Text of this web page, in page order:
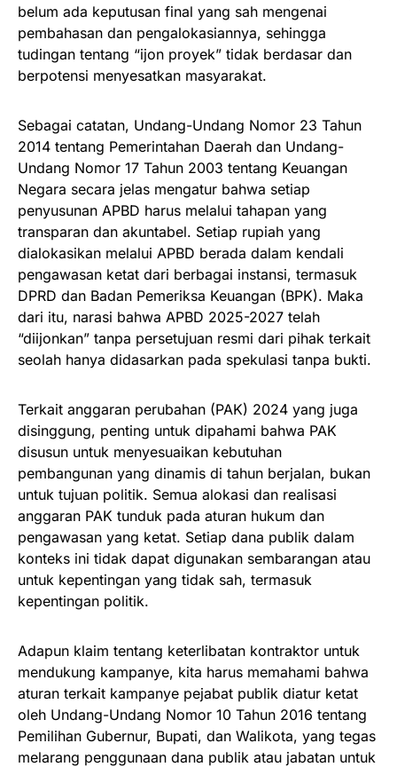
belum ada keputusan final yang sah mengenai
pembahasan dan pengalokasiannya, sehingga
tudingan tentang “ijon proyek” tidak berdasar dan
berpotensi menyesatkan masyarakat.
Sebagai catatan, Undang-Undang Nomor 23 Tahun
2014 tentang Pemerintahan Daerah dan Undang-
Undang Nomor 17 Tahun 2003 tentang Keuangan
Negara secara jelas mengatur bahwa setiap
penyusunan APBD harus melalui tahapan yang
transparan dan akuntabel. Setiap rupiah yang
dialokasikan melalui APBD berada dalam kendali
pengawasan ketat dari berbagai instansi, termasuk
DPRD dan Badan Pemeriksa Keuangan (BPK). Maka
dari itu, narasi bahwa APBD 2025-2027 telah
“diijonkan” tanpa persetujuan resmi dari pihak terkait
seolah hanya didasarkan pada spekulasi tanpa bukti.
Terkait anggaran perubahan (PAK) 2024 yang juga
disinggung, penting untuk dipahami bahwa PAK
disusun untuk menyesuaikan kebutuhan
pembangunan yang dinamis di tahun berjalan, bukan
untuk tujuan politik. Semua alokasi dan realisasi
anggaran PAK tunduk pada aturan hukum dan
pengawasan yang ketat. Setiap dana publik dalam
konteks ini tidak dapat digunakan sembarangan atau
untuk kepentingan yang tidak sah, termasuk
kepentingan politik.
Adapun klaim tentang keterlibatan kontraktor untuk
mendukung kampanye, kita harus memahami bahwa
aturan terkait kampanye pejabat publik diatur ketat
oleh Undang-Undang Nomor 10 Tahun 2016 tentang
Pemilihan Gubernur, Bupati, dan Walikota, yang tegas
melarang penggunaan dana publik atau jabatan untuk